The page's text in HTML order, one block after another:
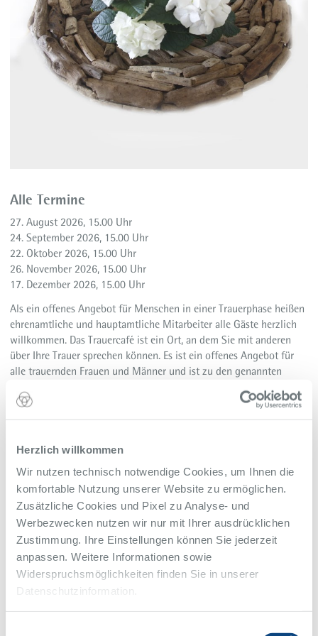
Herzlich willkommen
Wir nutzen technisch notwendige Cookies, um Ihnen die
komfortable Nutzung unserer Website zu ermöglichen.
Zusätzliche Cookies und Pixel zu Analyse- und
Werbezwecken nutzen wir nur mit Ihrer ausdrücklichen
Zustimmung. Ihre Einstellungen können Sie jederzeit
anpassen. Weitere Informationen sowie
Widerspruchsmöglichkeiten finden Sie in unserer
Datenschutzinformation.
Alle Termine
27. August 2026, 15.00 Uhr
24. September 2026, 15.00 Uhr
22. Oktober 2026, 15.00 Uhr
26. November 2026, 15.00 Uhr
17. Dezember 2026, 15.00 Uhr
Als ein offenes Angebot für Menschen in einer Trauerphase heißen
ehrenamtliche und hauptamtliche Mitarbeiter alle Gäste herzlich
willkommen. Das Trauercafé ist ein Ort, an dem Sie mit anderen
über Ihre Trauer sprechen können. Es ist ein offenes Angebot für
alle trauernden Frauen und Männer und ist zu den genannten
Planung wird um eine Anmeldung im Steeler Hospiz gebeten.
Kontakt
Für Informationen wenden Sie sich bitte an:
Telefon0201 805-2703
Veranstaltungs-Ort
Akademie am Steeler Berg, 2. Etage
Hellweg 94